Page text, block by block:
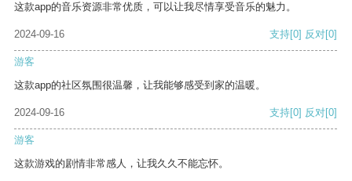
这款app的音乐资源非常优质，可以让我尽情享受音乐的魅力。
2024-09-16 支持[0] 反对[0]
游客
这款app的社区氛围很温馨，让我能够感受到家的温暖。
2024-09-16 支持[0] 反对[0]
游客
这款游戏的剧情非常感人，让我久久不能忘怀。